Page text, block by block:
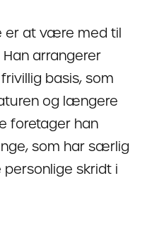
er at være med til
arrangerer
basis, som
og længere
foretager han
som har særlig
skridt i